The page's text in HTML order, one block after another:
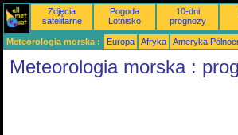
Zdjęcia
satelitarne
Pogoda
Lotnisko
10-dni
prognozy
Meteorologia morska : Europa Afryka Ameryka
Meteorologia morska :